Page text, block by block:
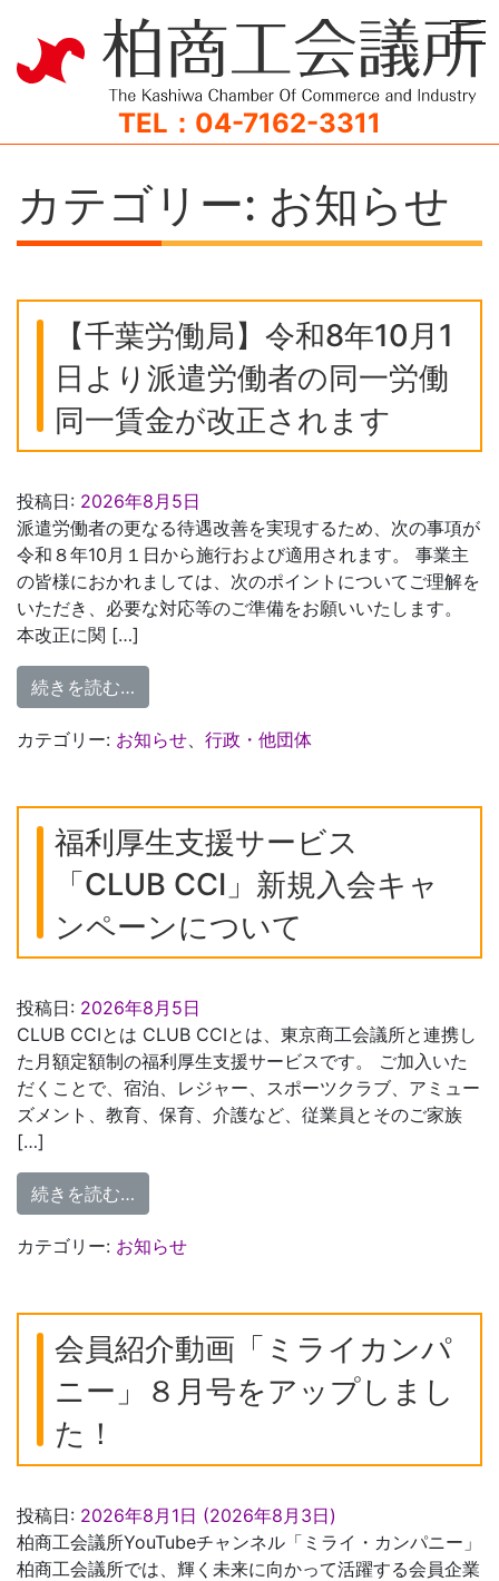
TEL：04-7162-3311
カテゴリー: お知らせ
【千葉労働局】令和8年10月1
日より派遣労働者の同一労働
同一賃金が改正されます
投稿日: 2026年8月5日
派遣労働者の更なる待遇改善を実現するため、次の事項が
令和８年10月１日から施行および適用されます。 事業主
の皆様におかれましては、次のポイントについてご理解を
いただき、必要な対応等のご準備をお願いいたします。
本改正に関 […]
続きを読む…
カテゴリー: お知らせ、 行政・他団体
福利厚生支援サービス
「CLUB CCI」新規入会キャ
ンペーンについて
投稿日: 2026年8月5日
CLUB CCIとは CLUB CCIとは、東京商工会議所と連携し
た月額定額制の福利厚生支援サービスです。 ご加入いた
だくことで、宿泊、レジャー、スポーツクラブ、アミュー
ズメント、教育、保育、介護など、従業員とそのご家族
[…]
続きを読む…
カテゴリー: お知らせ
会員紹介動画「ミライカンパ
ニー」８月号をアップしまし
た！
投稿日: 2026年8月1日 (2026年8月3日)
柏商工会議所YouTubeチャンネル「ミライ・カンパニー」
柏商工会議所では、輝く未来に向かって活躍する会員企業